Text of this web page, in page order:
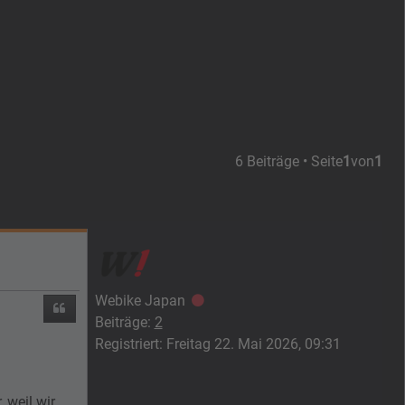
6 Beiträge • Seite1von1
Webike Japan Offline
Beiträge: 2
Registriert: Freitag 22. Mai 2026, 09:31
Zitieren
weil wir